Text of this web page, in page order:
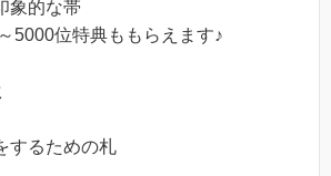
象的な帯
5000位特典ももらえます♪
するための札